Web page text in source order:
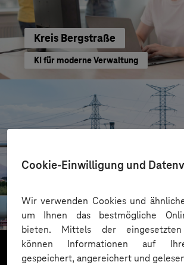
Cookie-Einwilligung und
Wir verwenden Cookies und
um Ihnen das bestmögliche
bieten. Mittels der eingesetzten
können Informationen auf
gespeichert, angereichert und
Kreis Bergstraße
KI für moderne Verwaltung
CRA-Security für digitale Produkte